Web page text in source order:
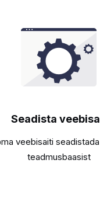
Seadista
veebisaiti
teadmusbaasist